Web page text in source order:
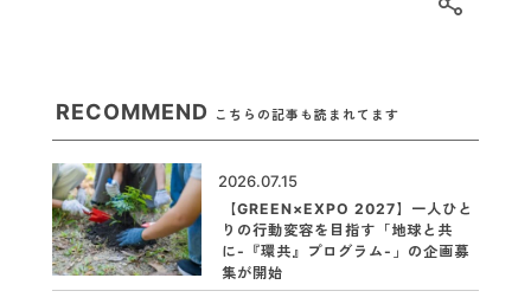
RECOMMEND こちらの記事も読まれてます
2026.07.15
【GREEN×EXPO 2027】一人ひと
りの行動変容を目指す「地球と共
に-『環共』プログラム-」の企画募
集が開始